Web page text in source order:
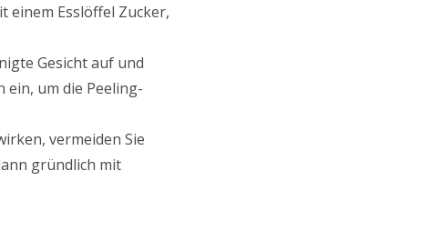
einem Esslöffel Zucker,
Gesicht auf und
ein, um die Peeling-
vermeiden Sie
gründlich mit